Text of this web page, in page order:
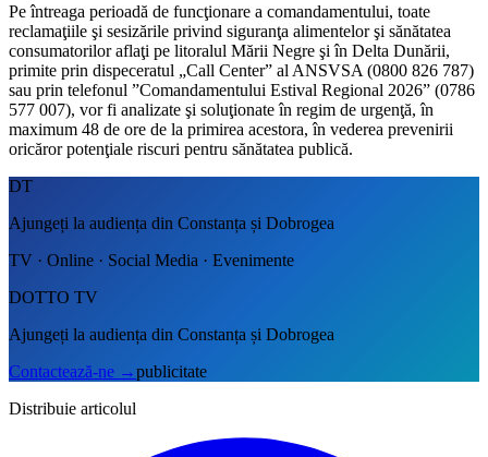
Pe întreaga perioadă de funcţionare a comandamentului, toate
reclamaţiile şi sesizările privind siguranţa alimentelor şi sănătatea
consumatorilor aflaţi pe litoralul Mării Negre şi în Delta Dunării,
primite prin dispeceratul „Call Center” al ANSVSA (0800 826 787)
sau prin telefonul ”Comandamentului Estival Regional 2026” (0786
577 007), vor fi analizate şi soluţionate în regim de urgenţă, în
maximum 48 de ore de la primirea acestora, în vederea prevenirii
oricăror potenţiale riscuri pentru sănătatea publică.
DT
Ajungeți la audiența din Constanța și Dobrogea
TV · Online · Social Media · Evenimente
DOTTO TV
Ajungeți la audiența din Constanța și Dobrogea
Contactează-ne →publicitate
Distribuie articolul